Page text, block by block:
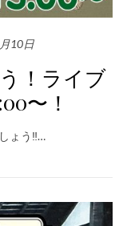
10日
！ライブ
〜！
ょう‼️…